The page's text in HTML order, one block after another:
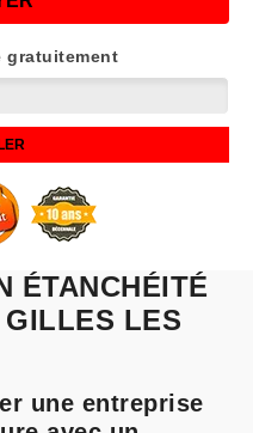
gratuitement
ÉTANCHÉITÉ
LES
une entreprise